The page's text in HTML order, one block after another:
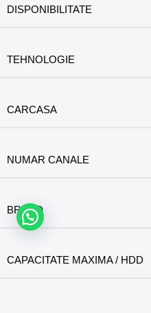
DISPONIBILITATE
TEHNOLOGIE
CARCASA
NUMAR CANALE
BRAND
CAPACITATE MAXIMA / HDD